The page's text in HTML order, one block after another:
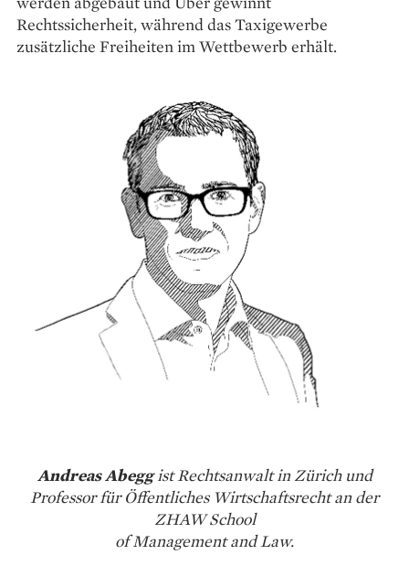
Rechtssicherheit, während das Taxigewerbe
zusätzliche Freiheiten im Wettbewerb erhält.
Andreas Abeggist Rechtsanwalt in Zürich und
Professor für Öffentliches Wirtschaftsrecht an der
ZHAW School
of Management and Law.